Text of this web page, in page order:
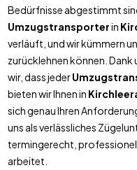
Bedürfnisse abgestimmt
Umzugstransporterin
verläuft, und wir kümmern
zurücklehnen können. Dank
wir, dass jeder
bieten wir Ihnen in
sich genau Ihren
uns als verlässliches
termingerecht,
arbeitet.